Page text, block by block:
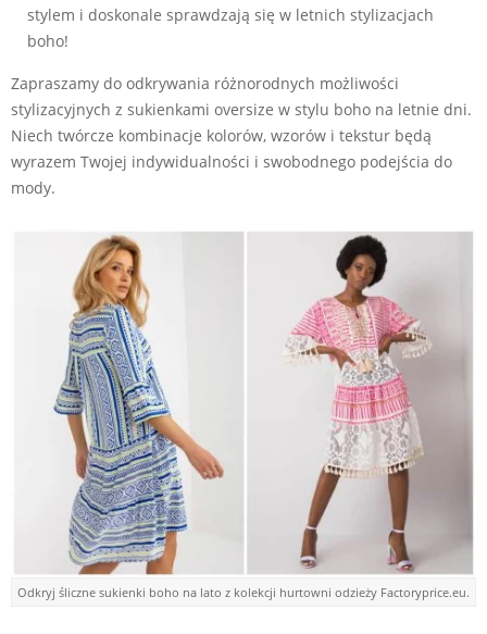
stylem i doskonale sprawdzają się w letnich stylizacjach
boho!
Zapraszamy do odkrywania różnorodnych możliwości
stylizacyjnych z sukienkami oversize w stylu boho na letnie dni.
Niech twórcze kombinacje kolorów, wzorów i tekstur będą
wyrazem Twojej indywidualności i swobodnego podejścia do
mody.
Odkryj śliczne sukienki boho na lato z kolekcji hurtowni odzieży Factoryprice.eu.